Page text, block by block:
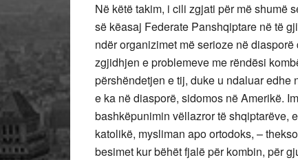
Në këtë takim, i cili zgjati për më shumë
së këasaj Federate Panshqiptare në të
ndër organizimet më serioze në
zgjidhjen e problemeve me rëndësi
përshëndetjen e tij, duke u ndaluar edhe
e ka në diasporë, sidomos në Amerikë.
bashkëpunimin vëllazror të shqiptarëve,
katolikë, mysliman apo ortodoks, –
besimet kur bëhët fjalë për kombin, për